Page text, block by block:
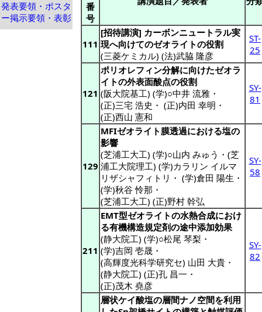
発表要領・ポスタ
ー掲示要領・表彰
番
号
111
[招待講演] カーボンニュートラル実
現へ向けてのゼオライトの役割
(三菱ケミカル) (法)武脇 隆彦
ST-
25
121
ポリオレフィン分解に向けたゼオラ
イトの外表面酸点の役割
(阪大院基工) (学)○中井 流雅 ・
(正)三宅 浩史 ・ (正)内田 幸明 ・
(正)西山 憲和
SY-
81
129
MFIゼオライト膜透過における塩の
影響
(芝浦工大工) (学)○山内 みゅう ・(芝
浦工大院理工) (学)カラリン イルマ
リザシャフィトリ・ (学)倉田 陽生 ・
(学)秋谷 怜那 ・
(芝浦工大工) (正)野村 幹弘
SY-
58
211
EMT型ゼオライトの水熱合成におけ
る有機構造規定剤の途中添加効果
(静大院工) (学)○松尾 琴梨 ・
(学)吉岡 壱晟 ・
(高輝度光科学研究セ) 山田 大貴 ・
(静大院工) (正)孔 昌一 ・
(正)茂木 堯彦
SY-
82
層状ケイ酸塩の層間ナノ空間を利用